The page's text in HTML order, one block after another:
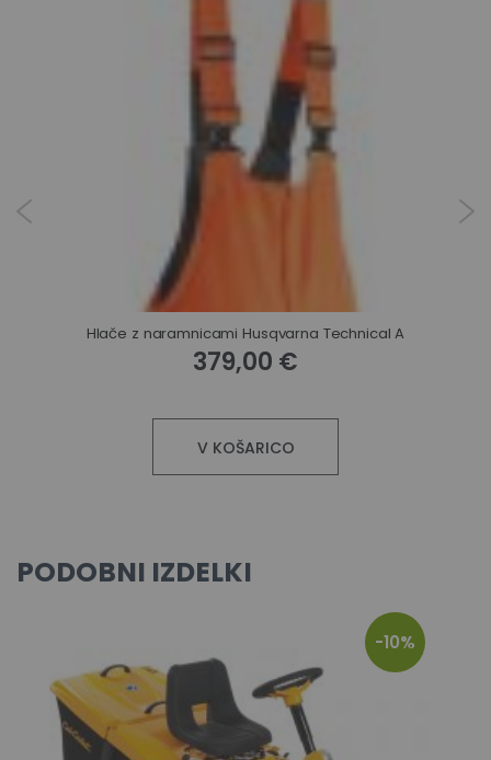
Hlače z naramnicami Husqvarna Technical A
379,00 €
V KOŠARICO
PODOBNI IZDELKI
-10%